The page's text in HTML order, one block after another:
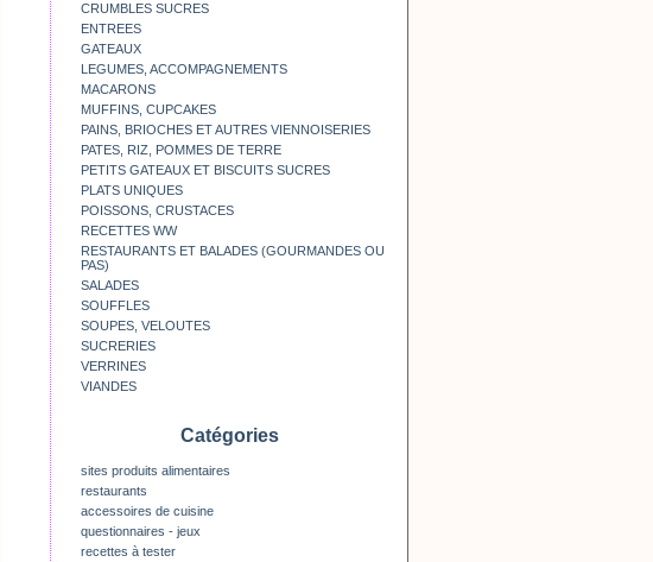
CRUMBLES SUCRES
ENTREES
GATEAUX
LEGUMES, ACCOMPAGNEMENTS
MACARONS
MUFFINS, CUPCAKES
PAINS, BRIOCHES ET AUTRES VIENNOISERIES
PATES, RIZ, POMMES DE TERRE
PETITS GATEAUX ET BISCUITS SUCRES
PLATS UNIQUES
POISSONS, CRUSTACES
RECETTES WW
RESTAURANTS ET BALADES (GOURMANDES OU
PAS)
SALADES
SOUFFLES
SOUPES, VELOUTES
SUCRERIES
VERRINES
VIANDES
Catégories
sites produits alimentaires
restaurants
accessoires de cuisine
questionnaires - jeux
recettes à tester